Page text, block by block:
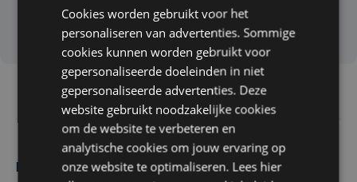
Maak zelf het nieuws
Cookies worden gebruikt voor het
personaliseren van advertenties. Sommige
cookies kunnen worden gebruikt voor
gepersonaliseerde doeleinden in niet
gepersonaliseerde advertenties. Deze
website gebruikt noodzakelijke cookies
om de website te verbeteren en
analytische cookies om jouw ervaring op
onze website te optimaliseren. Lees hier